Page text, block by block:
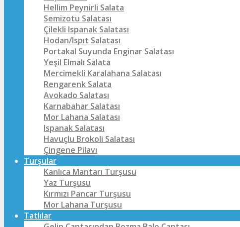
Hellim Peynirli Salata
Semizotu Salatası
Çilekli Ispanak Salatası
Hodan/Ispıt Salatası
Portakal Suyunda Enginar Salatası
Yeşil Elmalı Salata
Mercimekli Karalahana Salatası
Rengarenk Salata
Avokado Salatası
Karnabahar Salatası
Mor Lahana Salatası
Ispanak Salatası
Havuçlu Brokoli Salatası
Çingene Pilavı
Turşular
Kanlıca Mantarı Turşusu
Yaz Turşusu
Kırmızı Pancar Turşusu
Mor Lahana Turşusu
Tatlılar